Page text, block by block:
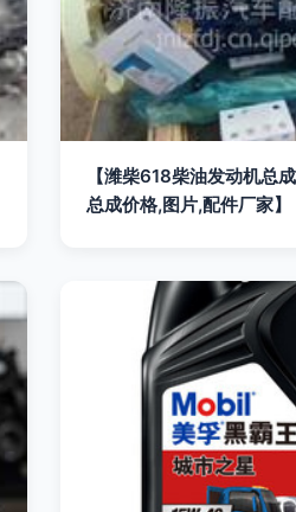
【潍柴618柴油发动机总
总成价格,图片,配件厂家】